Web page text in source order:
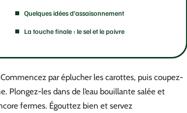
Quelques idées d’assaisonnement
La touche finale : le sel et le poivre
par éplucher les carottes, puis coupez-
Plongez-les dans de l’eau bouillante salée et
fermes. Égouttez bien et servez